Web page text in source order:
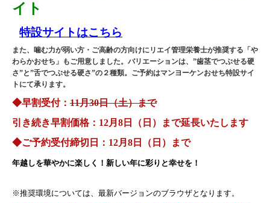
イト
特設サイトはこちら
また、噛む力が弱い方・ご高齢の方向けにリエイ管理栄養士が推奨する「や
わらかおせち」もご用意しました。バリエーションは、”歯茎でつぶせる硬
さ”と”舌でつぶせる硬さ”の２種類。ご予約はマンヨーケンおせち特設サイ
トにて承ります。
◆早割受付： 11月30日（土）まで
引き続き早割価格： 12月8日（日）まで延長いたします
◆ご予約受付締切日：12月8日（日）まで
年越しを華やかに楽しく！新しい年に彩りと幸せを！
※推奨環境については、最新バージョンのブラウザとなります。